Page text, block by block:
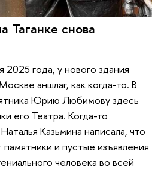
Таганке снова
года, у нового здания
аншлаг, как когда-то. В
Юрию Любимову здесь
его Театра. Когда-то
Казьмина написала, что
и пустые изъявления
человека во всей